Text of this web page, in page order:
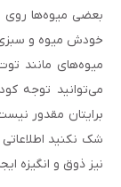
بعضی میوه‌ها روی
خودش میوه و
میوه‌های مانند
می‌توانید توجه
برایتان مقدور
شک نکنید
نیز ذوق و انگیزه